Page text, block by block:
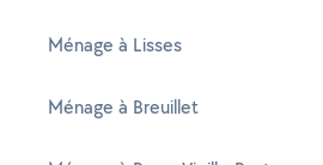
Ménage à Lisses
Ménage à Breuillet